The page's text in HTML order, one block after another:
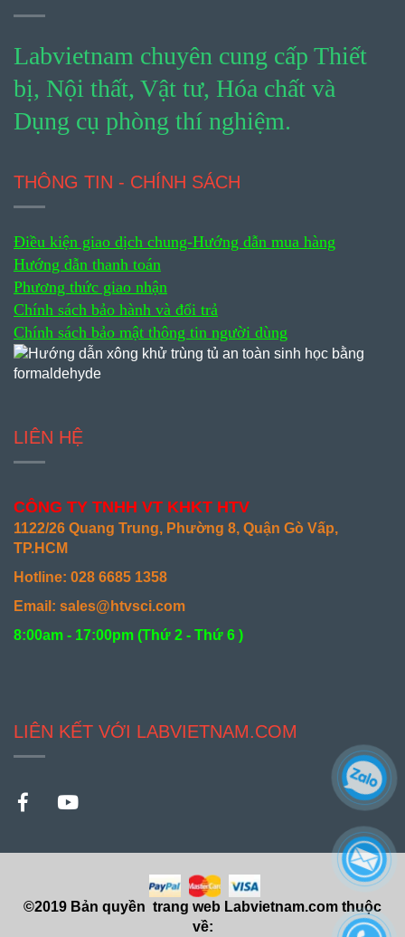
Labvietnam chuyên cung cấp Thiết
bị, Nội thất, Vật tư, Hóa chất và
Dụng cụ phòng thí nghiệm.
THÔNG TIN - CHÍNH SÁCH
Điều kiện giao dịch chung-Hướng dẫn mua hàng
Hướng dẫn thanh toán
Phương thức giao nhận
Chính sách bảo hành và đổi trả
Chính sách bảo mật thông tin người dùng
LIÊN HỆ
CÔNG TY TNHH VT KHKT HTV
1122/26 Quang Trung, Phường 8, Quận Gò Vấp,
TP.HCM
Hotline: 028 6685 1358
Email: sales@htvsci.com
8:00am - 17:00pm (Thứ 2 - Thứ 6 )
LIÊN KẾT VỚI LABVIETNAM.COM
©2019 Bản quyền trang web Labvietnam.com thuộc
về: